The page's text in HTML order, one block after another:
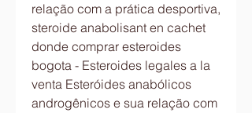
relação com a prática desportiva,
steroide anabolisant en cachet
donde comprar esteroides
bogota - Esteroides legales a la
venta Esteróides anabólicos
androgênicos e sua relação com